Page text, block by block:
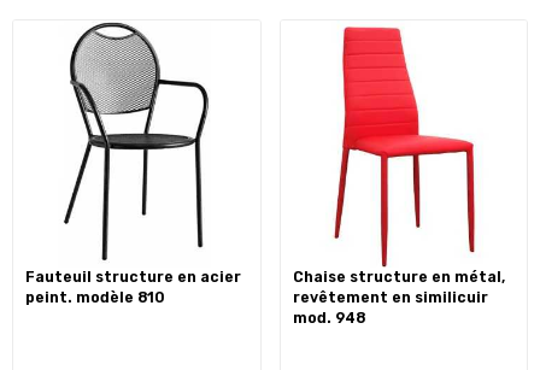
fauteuil structure en acier
peint. modèle 810
chaise structure en métal,
revêtement en similicuir
mod. 948